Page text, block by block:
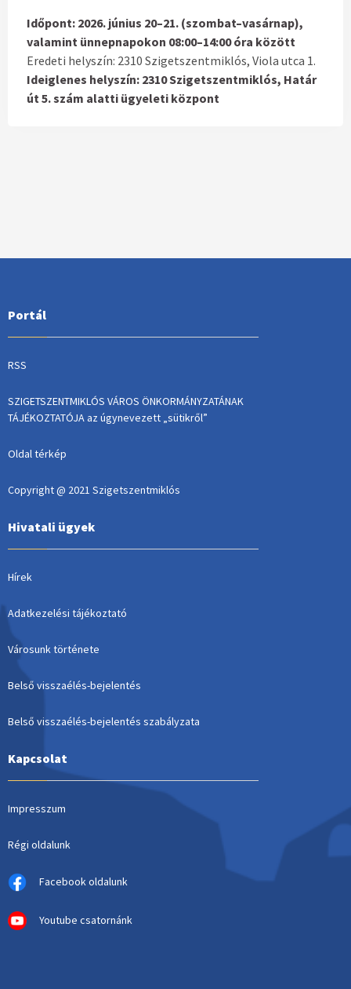
Időpont: 2026. június 20–21. (szombat–vasárnap),
valamint ünnepnapokon 08:00–14:00 óra között
Eredeti helyszín: 2310 Szigetszentmiklós, Viola utca 1.
Ideiglenes helyszín: 2310 Szigetszentmiklós, Határ
út 5. szám alatti ügyeleti központ
Portál
RSS
SZIGETSZENTMIKLÓS VÁROS ÖNKORMÁNYZATÁNAK
TÁJÉKOZTATÓJA az úgynevezett „sütikről”
Oldal térkép
Copyright @ 2021 Szigetszentmiklós
Hivatali ügyek
Hírek
Adatkezelési tájékoztató
Városunk története
Belső visszaélés-bejelentés
Belső visszaélés-bejelentés szabályzata
Kapcsolat
Impresszum
Régi oldalunk
Facebook oldalunk
Youtube csatornánk